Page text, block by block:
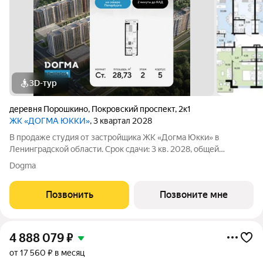
3D-тур
деревня Порошкино, Покровский проспект, 2к1
ЖК «ДОГМА ЮККИ», 3 квартал 2028
В продаже студия от застройщика ЖК «Догма Юкки» в
Ленинградской области. Срок сдачи: 3 кв. 2028, общей
площадью 28.73 кв.м., на 2 этаже. «Догма Юкки» это квартал с
доступной социальной инфраструктурой. Жилой комплекс
расположен в Ленинградской
Dogma
Позвонить Позвоните мне
4 888 079₽
от 17 560 ₽ в месяц